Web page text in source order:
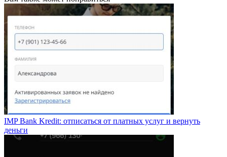
IMP Bank Kredit: отписаться от платных услуг и вернуть
деньги